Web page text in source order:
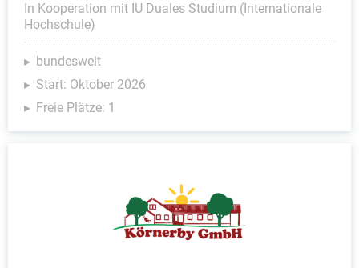
In Kooperation mit IU Duales Studium (Internationale
Hochschule)
bundesweit
Start: Oktober 2026
Freie Plätze: 1